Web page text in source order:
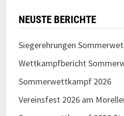
NEUSTE BERICHTE
Siegerehrungen
Wettkampfbericht
Sommerwettkampf 2026
Vereinsfest 2026 am